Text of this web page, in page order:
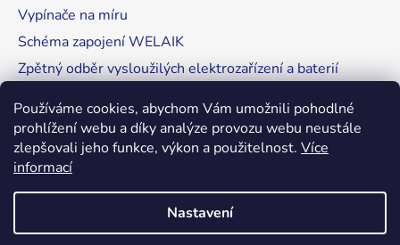
Používáme cookies, abychom Vám umožnili pohodlné
prohlížení webu a díky analýze provozu webu neustále
zlepšovali jeho funkce, výkon a použitelnost. Více
informací
Nastavení
Vypínače na míru
Schéma zapojení WELAIK
Zpětný odběr vysloužilých elektrozařízení a baterií
RozsvítímeSvět.cz